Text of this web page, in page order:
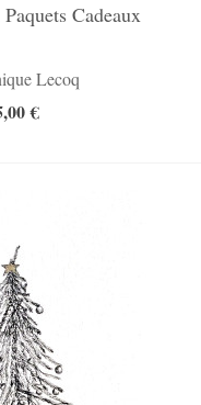
Cadeaux
Lecoq
€